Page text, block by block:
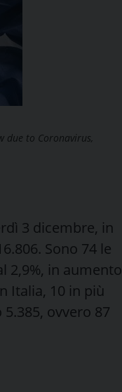
due to Coronavirus,
3 dicembre, in
Sono 74 le
2,9%, in aumento
Italia, 10 in più
ovvero 87